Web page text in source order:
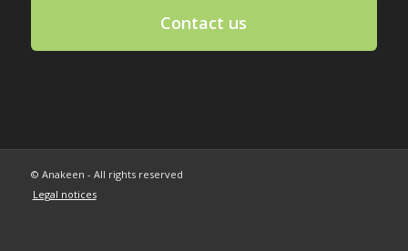
Contact us
© Anakeen - All rights reserved
Legal notices